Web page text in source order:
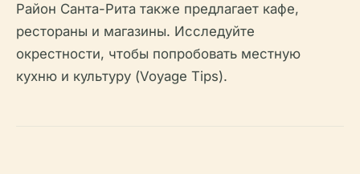
Район Санта-Рита также предлагает кафе,
рестораны и магазины. Исследуйте
окрестности, чтобы попробовать местную
кухню и культуру (Voyage Tips).